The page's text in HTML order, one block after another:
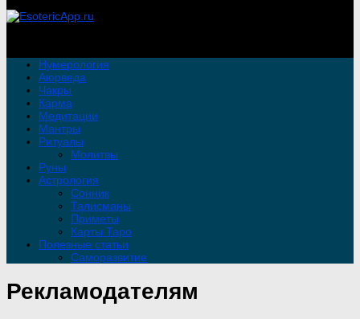
Нумерология
Аюрведа
Чакры
Карма
Медитации
Мантры
Ритуалы
Молитвы
Руны
Астрология
Сонник
Талисманы
Приметы
Карты Таро
Полезные статьи
Саморазвитие
Рекламодателям